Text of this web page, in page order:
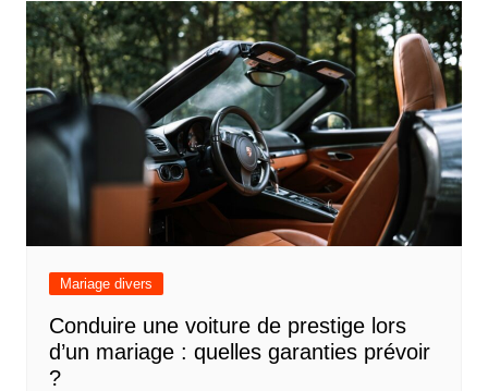
Mariage divers
Conduire une voiture de prestige lors
d’un mariage : quelles garanties prévoir
?